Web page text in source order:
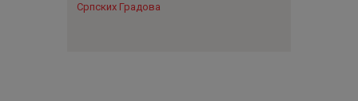
Српских Градова